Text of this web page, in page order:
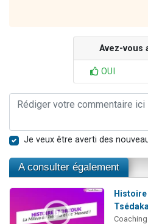
Avez-vous
OUI
Je veux être averti des
A consulter également
Histoire
Coaching